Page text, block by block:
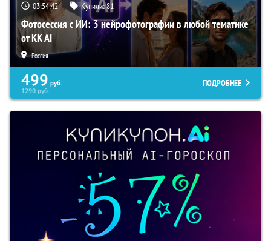
03:54:41 Купили:81
Фотосессия с ИИ: 3 нейрофотографии в любой тематике
от KK AI
Россия
499 руб.
1290руб.
ПОДРОБНЕЕ